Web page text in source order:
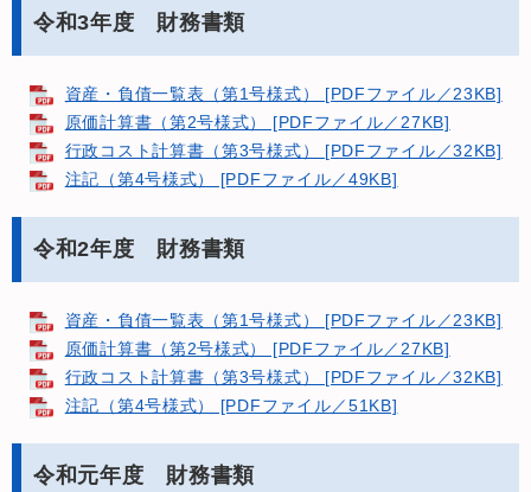
令和3年度 財務書類
資産・負債一覧表（第1号様式） [PDFファイル／23KB]
原価計算書（第2号様式） [PDFファイル／27KB]
行政コスト計算書（第3号様式） [PDFファイル／32KB]
注記（第4号様式） [PDFファイル／49KB]
令和2年度 財務書類
資産・負債一覧表（第1号様式） [PDFファイル／23KB]
原価計算書（第2号様式） [PDFファイル／27KB]
行政コスト計算書（第3号様式） [PDFファイル／32KB]
注記（第4号様式） [PDFファイル／51KB]
令和元年度 財務書類